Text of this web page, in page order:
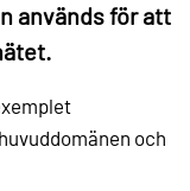
används för att
och